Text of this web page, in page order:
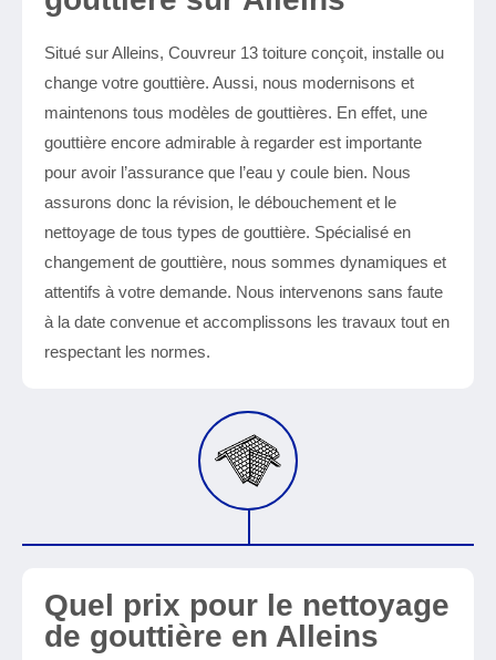
Situé sur Alleins, Couvreur 13 toiture conçoit, installe ou
change votre gouttière. Aussi, nous modernisons et
maintenons tous modèles de gouttières. En effet, une
gouttière encore admirable à regarder est importante
pour avoir l’assurance que l’eau y coule bien. Nous
assurons donc la révision, le débouchement et le
nettoyage de tous types de gouttière. Spécialisé en
changement de gouttière, nous sommes dynamiques et
attentifs à votre demande. Nous intervenons sans faute
à la date convenue et accomplissons les travaux tout en
respectant les normes.
Quel prix pour le nettoyage
de gouttière en Alleins